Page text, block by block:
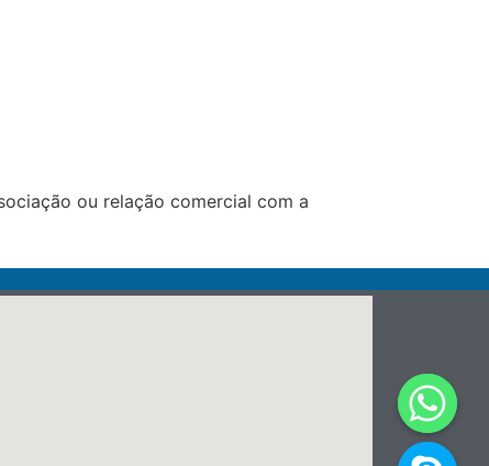
ou relação comercial com a